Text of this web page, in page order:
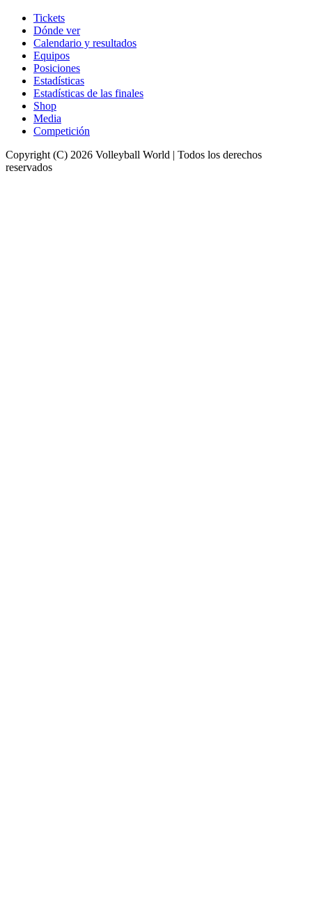
Tickets
Dónde ver
Calendario y resultados
Equipos
Posiciones
Estadísticas
Estadísticas de las finales
Shop
Media
Competición
Copyright (C) 2026 Volleyball World | Todos los derechos
reservados